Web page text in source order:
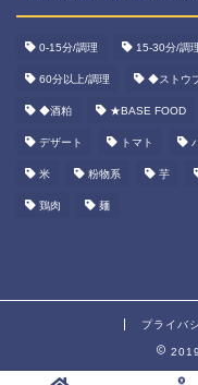
0-15分/調理 15-30分/調
60分以上/調理 ◆ストウ
◆酒粕 ★BASE FOOD
デザート トマト
米 粉物系 芋
鶏肉 麺
プライバ